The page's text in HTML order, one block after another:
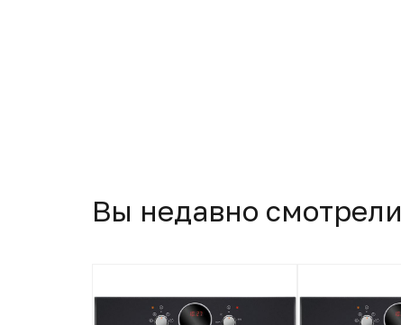
Вы недавно смотрели